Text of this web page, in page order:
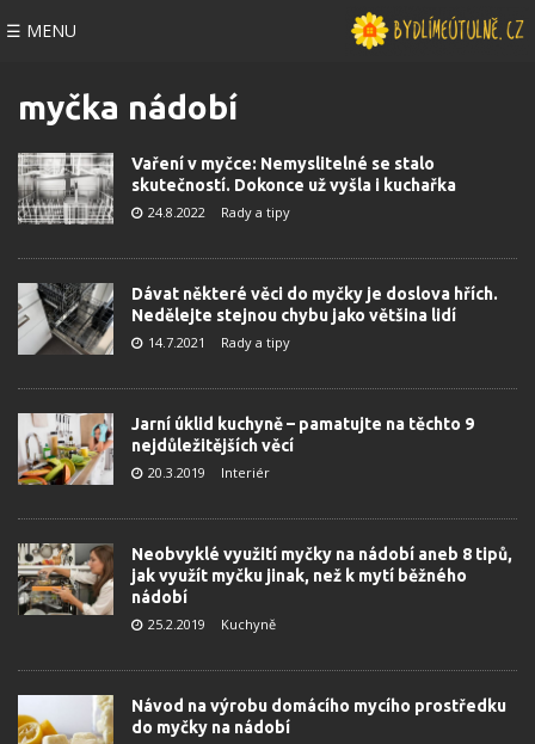
☰ MENU
myčka nádobí
Vaření v myčce: Nemyslitelné se stalo
skutečností. Dokonce už vyšla i kuchařka
24.8.2022 Rady a tipy
Dávat některé věci do myčky je doslova hřích.
Nedělejte stejnou chybu jako většina lidí
14.7.2021 Rady a tipy
Jarní úklid kuchyně – pamatujte na těchto 9
nejdůležitějších věcí
20.3.2019 Interiér
Neobvyklé využití myčky na nádobí aneb 8 tipů,
jak využít myčku jinak, než k mytí běžného
nádobí
25.2.2019 Kuchyně
Návod na výrobu domácího mycího prostředku
do myčky na nádobí